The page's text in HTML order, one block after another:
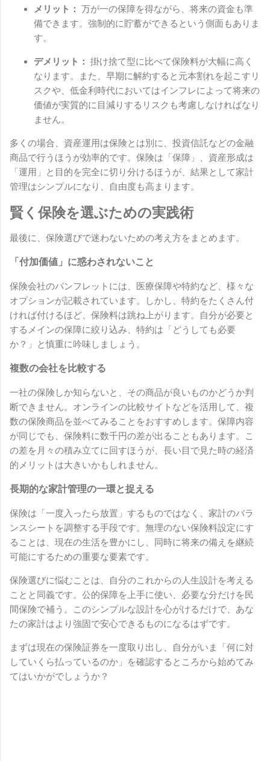
メリット： 万が一の保障を得ながら、将来の資金も準
備できます。強制的に貯蓄ができるという側面もありま
す。
デメリット： 掛け捨て型に比べて保険料が大幅に高く
なります。また、早期に解約すると元本割れを起こすリ
スクや、低金利時代においてはインフレによって将来の
価値が実質的に目減りするリスクも考慮しなければなり
ません。
多くの場合、資産運用は保険とは別に、投資信託などの金融
商品で行うほうが効率的です。保険は「保障」、資産形成は
「運用」と目的を完全に切り分けるほうが、結果として家計
管理はシンプルになり、自由度も高まります。
賢く保険を選ぶための実践術
最後に、保険選びで迷わないための考え方をまとめます。
「付加価値」に惑わされないこと
保険会社のパンフレットには、医療保障や特約など、様々な
オプションが記載されています。しかし、特約をたくさん付
ければ付けるほど、保険料は跳ね上がります。自分が必要と
するメインの保障に絞り込み、特約は「どうしても必要
か？」と慎重に吟味しましょう。
複数の会社を比較する
一社の保険しか知らないと、その商品が良いものかどうか判
断できません。オンラインの比較サイトなどを活用して、複
数の保険商品を並べてみることをおすすめします。保障内容
が同じでも、保険料に数千円の差が出ることもあります。こ
の差を月々の積み立てに回すほうが、長い目で見た時の経済
的メリットは大きいかもしれません。
長期的な家計管理の一環と捉える
保険は「一度入ったら放置」するものではなく、家計のバラ
ンスシートを調整する手段です。無理のない保険料設定にす
ることは、現在の生活を豊かにし、同時に将来の備えを継続
可能にするための重要な要素です。
保険選びに悩むことは、自分のこれからの人生設計を考える
ことと同義です。公的保障を上手に使い、必要な分だけを民
間保険で補う。このシンプルな設計を心がけるだけで、あな
たの家計はより強固で安心できるものになるはずです。
まずは現在の保険証券を一度取り出し、自分がいま「何に対
していくら払っているのか」を確認するところから始めてみ
てはいかがでしょうか？